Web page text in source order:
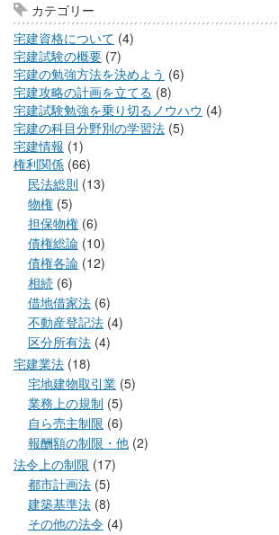
カテゴリー
宅建資格について (4)
宅建試験の概要 (7)
宅建の勉強方法を決めよう (6)
宅建攻略の計画を立てる (8)
宅建試験勉強を乗り切るノウハウ (4)
宅建の科目分野別の学習法 (5)
宅建情報 (1)
権利関係 (66)
民法総則 (13)
物権 (5)
担保物権 (6)
債権総論 (10)
債権各論 (12)
相続 (6)
借地借家法 (6)
不動産登記法 (4)
区分所有法 (4)
宅建業法 (18)
宅地建物取引業 (5)
業務上の規制 (5)
自ら売主制限 (6)
報酬額の制限・他 (2)
法令上の制限 (17)
都市計画法 (5)
建築基準法 (8)
その他の法令 (4)